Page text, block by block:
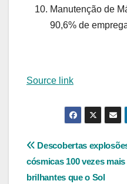
Manutenção de
90,6% de
Source link
Navegação
de
Descobertas
cósmicas 100 vezes mais
brilhantes que o Sol